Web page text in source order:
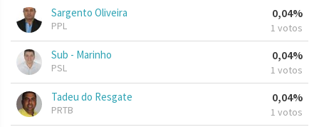
Sargento Oliveira
PPL
0,04%
1 votos
Sub - Marinho
PSL
0,04%
1 votos
Tadeu do Resgate
PRTB
0,04%
1 votos